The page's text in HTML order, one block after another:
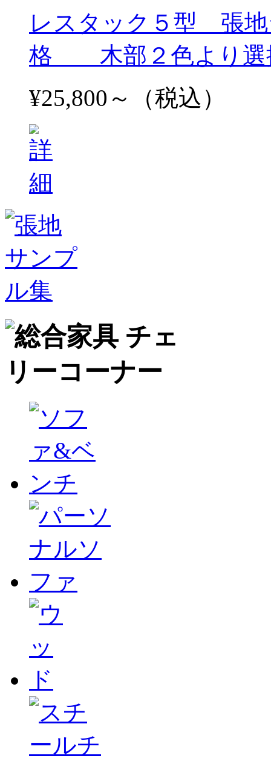
レスタック５型 張
格 木部２色より選
¥25,800～（税込）